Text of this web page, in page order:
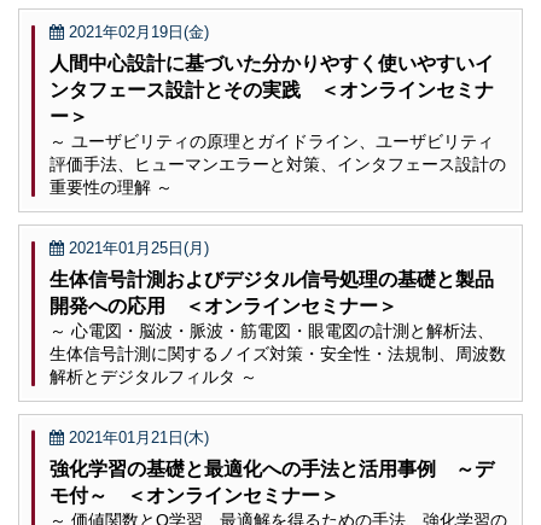
2021年02月19日(金)
人間中心設計に基づいた分かりやすく使いやすいイ
ンタフェース設計とその実践 ＜オンラインセミナ
ー＞
～ ユーザビリティの原理とガイドライン、ユーザビリティ
評価手法、ヒューマンエラーと対策、インタフェース設計の
重要性の理解 ～
2021年01月25日(月)
生体信号計測およびデジタル信号処理の基礎と製品
開発への応用 ＜オンラインセミナー＞
～ 心電図・脳波・脈波・筋電図・眼電図の計測と解析法、
生体信号計測に関するノイズ対策・安全性・法規制、周波数
解析とデジタルフィルタ ～
2021年01月21日(木)
強化学習の基礎と最適化への手法と活用事例 ～デ
モ付～ ＜オンラインセミナー＞
～ 価値関数とQ学習、最適解を得るための手法、強化学習の